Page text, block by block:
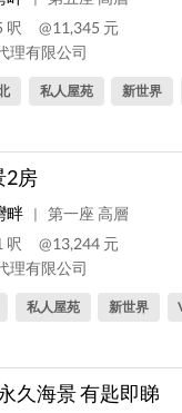
呎
@11,345 元
理有限公司
私人屋苑 新世界
2房
畔 |
第一座 高層
呎
@13,244 元
理有限公司
私人屋苑 新世界
久海景 有匙即睇